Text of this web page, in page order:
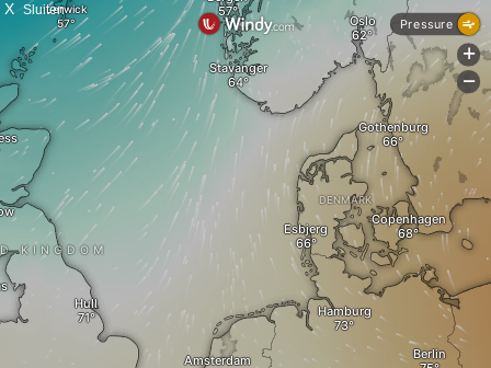
XSluiten